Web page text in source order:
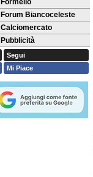
Formello
Forum Biancoceleste
Calciomercato
Pubblicità
Segui
Mi Piace